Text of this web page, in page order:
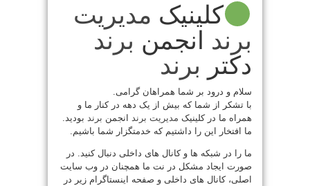
کلینیک مدیریت
برند انجمن برند
دکتر برند
سلام و درود بر شما همراهان گرامی.
با تشکر از شما که بیش از یک دهه در کنار ما و
همراه ما در کلینیک مدیریت برند انجمن برند بودید.
ما افتخار این را داشتیم که خدمتگزار شما باشیم.
ما را در شبکه ها و کانال های داخلی دنبال کنید. در
صورت ایجاد مشکل در نت ما همچنان در وب سایت
اصلی، کانال های داخلی و صفحه اینستاگرام زیر در